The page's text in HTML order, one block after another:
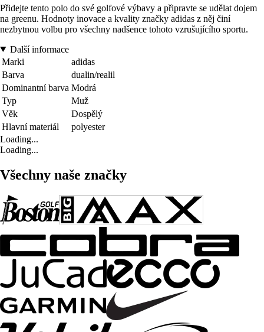
Přidejte tento polo do své golfové výbavy a připravte se udělat dojem
na greenu. Hodnoty inovace a kvality značky adidas z něj činí
nezbytnou volbu pro všechny nadšence tohoto vzrušujícího sportu.
Další informace
Marki
adidas
Barva
dualin/realil
Dominantní barva Modrá
Typ
Muž
Věk
Dospělý
Hlavní materiál
polyester
Loading...
Loading...
Všechny naše značky